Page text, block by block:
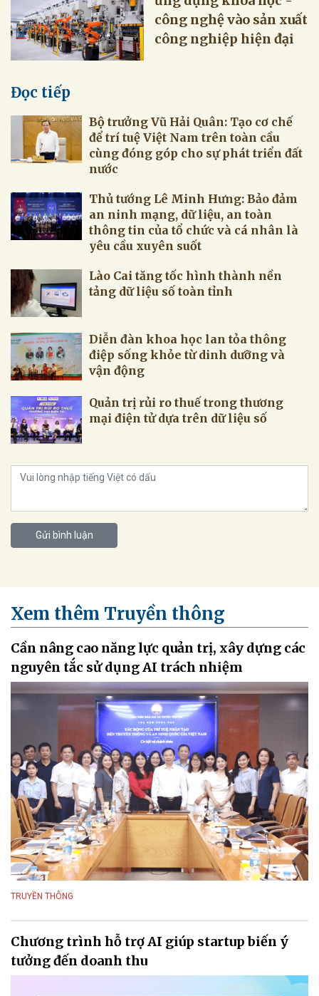
công nghệ vào sản xuất
công nghiệp hiện đại
Đọc tiếp
Bộ trưởng Vũ Hải Quân: Tạo cơ chế
để trí tuệ Việt Nam trên toàn cầu
cùng đóng góp cho sự phát triển đất
nước
Thủ tướng Lê Minh Hưng: Bảo đảm
an ninh mạng, dữ liệu, an toàn
thông tin của tổ chức và cá nhân là
yêu cầu xuyên suốt
Lào Cai tăng tốc hình thành nền
tảng dữ liệu số toàn tỉnh
Diễn đàn khoa học lan tỏa thông
điệp sống khỏe từ dinh dưỡng và
vận động
Quản trị rủi ro thuế trong thương
mại điện tử dựa trên dữ liệu số
Gửi bình luận
Xem thêm Truyền thông
Cần nâng cao năng lực quản trị, xây dựng các
nguyên tắc sử dụng AI trách nhiệm
TRUYỀN THÔNG
Chương trình hỗ trợ AI giúp startup biến ý
tưởng đến doanh thu